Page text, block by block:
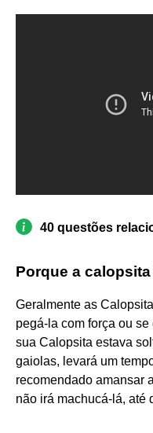
40 questões
Porque a
Geralmente as
pegá-la com força ou
sua Calopsita estava
gaiolas, levará um
recomendado amansar
não irá machucá-lá, até